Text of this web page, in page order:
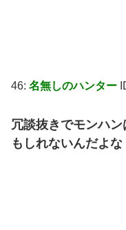
46: 名無しのハンター
冗談抜きでモンハ
もしれないんだよな